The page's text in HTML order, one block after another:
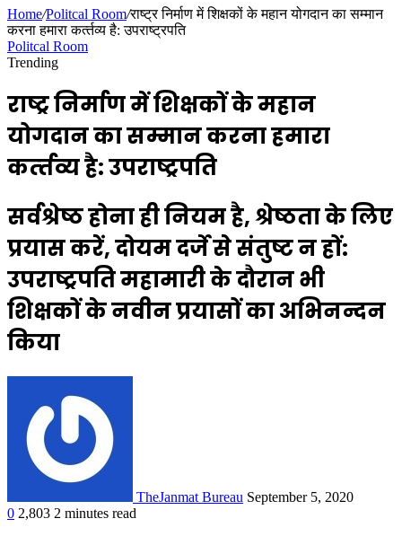
Home/Politcal Room/राष्ट्र निर्माण में शिक्षकों के महान योगदान का सम्मान
करना हमारा कर्त्‍तव्‍य है: उपराष्ट्रपति
Politcal Room
Trending
राष्ट्र निर्माण में शिक्षकों के महान
योगदान का सम्मान करना हमारा
कर्त्‍तव्‍य है: उपराष्ट्रपति
सर्वश्रेष्ठ होना ही नियम है, श्रेष्ठता के लिए
प्रयास करें, दोयम दर्जे से संतुष्ट न हों:
उपराष्ट्रपति महामारी के दौरान भी
शिक्षकों के नवीन प्रयासों का अभिनन्दन
किया
TheJanmat Bureau September 5, 2020
0 2,803 2 minutes read